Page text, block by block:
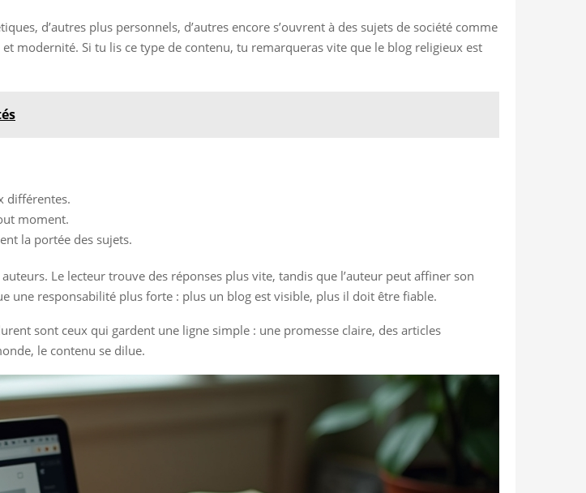
d’autres plus personnels, d’autres encore s’ouvrent à des sujets de société comme
modernité. Si tu lis ce type de contenu, tu remarqueras vite que le blog religieux est
différentes.
moment.
la portée des sujets.
Le lecteur trouve des réponses plus vite, tandis que l’auteur peut affiner son
une responsabilité plus forte : plus un blog est visible, plus il doit être fiable.
sont ceux qui gardent une ligne simple : une promesse claire, des articles
le contenu se dilue.